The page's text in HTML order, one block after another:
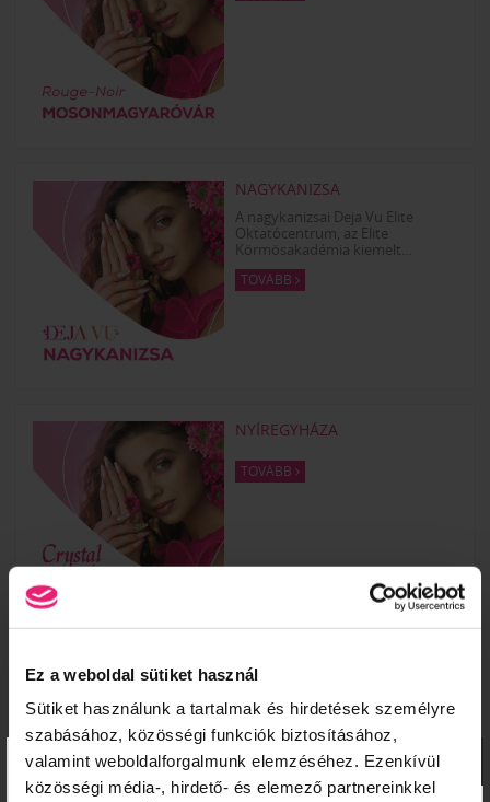
Ez a weboldal sütiket használ
Sütiket használunk a tartalmak és hirdetések személyre
szabásához, közösségi funkciók biztosításához,
valamint weboldalforgalmunk elemzéséhez. Ezenkívül
közösségi média-, hirdető- és elemező partnereinkkel
NAGYKANIZSA
A nagykanizsai Deja Vu Elite
Oktatócentrum, az Elite
Körmösakadémia kiemelt...
TOVÁBB
NYÍREGYHÁZA
TOVÁBB
PÉCS
A pécsi Deja Vu Elite
Oktatócentrum, a Crystal Nails
Elite Körmösakadémia kiemelt...
TOVÁBB